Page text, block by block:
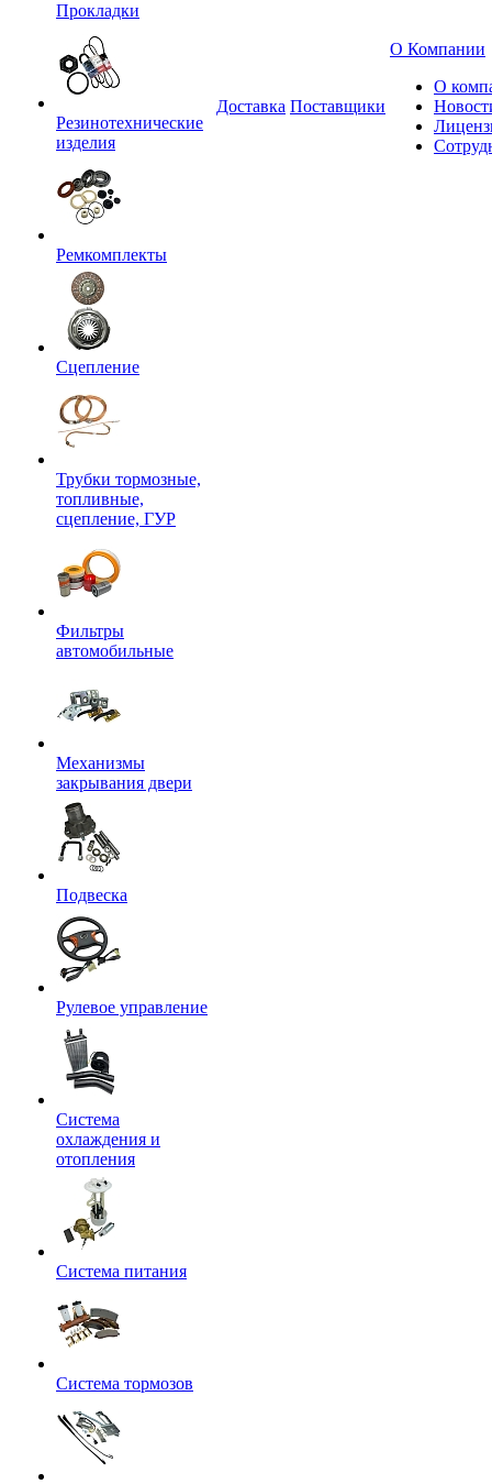
Прокладки
Резинотехнические
изделия
Ремкомплекты
Сцепление
Трубки тормозные,
топливные,
сцепление, ГУР
Фильтры
автомобильные
Механизмы
закрывания двери
Подвеска
Рулевое управление
Система
охлаждения и
отопления
Система питания
Система тормозов
Доставка Поставщики
О Компании
О